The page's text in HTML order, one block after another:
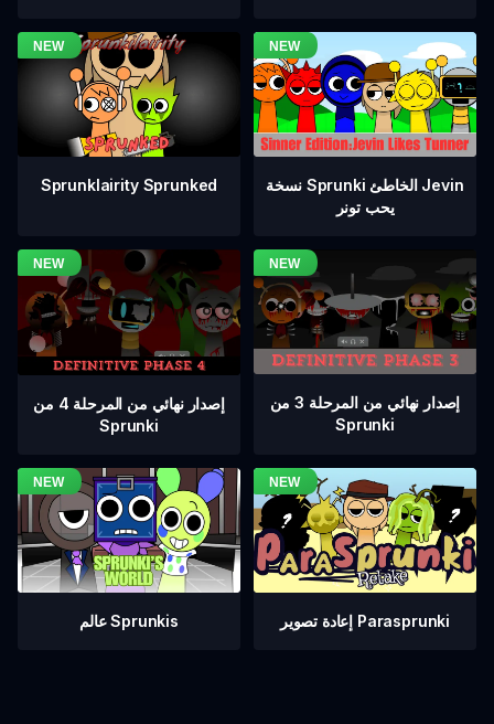
Sprunklairity Sprunked
نسخة Sprunki الخاطئ Jevin
يحب تونر
إصدار نهائي من المرحلة 4 من
Sprunki
إصدار نهائي من المرحلة 3 من
Sprunki
عالم Sprunkis إعادة تصوير Parasprunki